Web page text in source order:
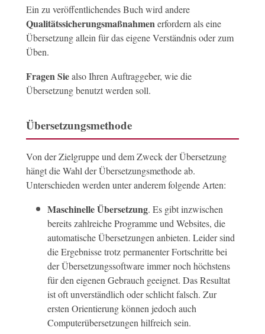
Ein zu veröffentlichendes Buch wird andere
Qualitätssicherungsmaßnahmen erfordern als eine
Übersetzung allein für das eigene Verständnis oder zum
Üben.
Fragen Siealso Ihren Auftraggeber, wie die
Übersetzung benutzt werden soll.
Übersetzungsmethode
Von der Zielgruppe und dem Zweck der Übersetzung
hängt die Wahl der Übersetzungsmethode ab.
Unterschieden werden unter anderem folgende Arten:
Maschinelle Übersetzung. Es gibt inzwischen
bereits zahlreiche Programme und Websites, die
automatische Übersetzungen anbieten. Leider sind
die Ergebnisse trotz permanenter Fortschritte bei
der Übersetzungssoftware immer noch höchstens
für den eigenen Gebrauch geeignet. Das Resultat
ist oft unverständlich oder schlicht falsch. Zur
ersten Orientierung können jedoch auch
Computerübersetzungen hilfreich sein.